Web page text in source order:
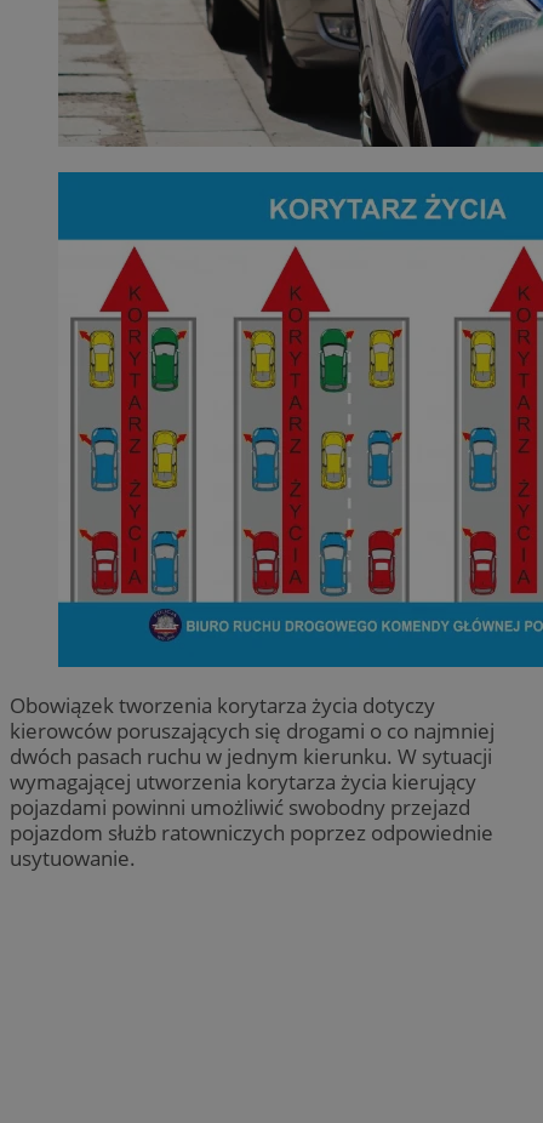
Obowiązek tworzenia korytarza życia dotyczy
kierowców poruszających się drogami o co najmniej
dwóch pasach ruchu w jednym kierunku. W sytuacji
wymagającej utworzenia korytarza życia kierujący
pojazdami powinni umożliwić swobodny przejazd
pojazdom służb ratowniczych poprzez odpowiednie
usytuowanie.